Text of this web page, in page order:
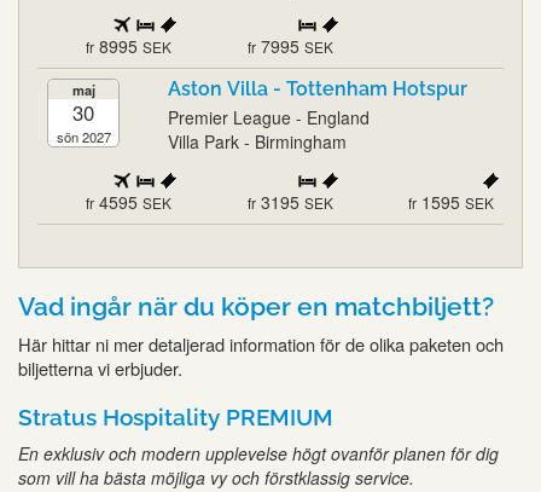
fr 8995 SEK fr 7995 SEK
maj
30
sön 2027
Aston Villa - Tottenham Hotspur
Premier League - England
Villa Park - Birmingham
fr 4595 SEK fr 3195 SEK fr 1595 SEK
Vad ingår när du köper en matchbiljett?
Här hittar ni mer detaljerad information för de olika paketen och
biljetterna vi erbjuder.
Stratus Hospitality PREMIUM
En exklusiv och modern upplevelse högt ovanför planen för dig
som vill ha bästa möjliga vy och förstklassig service.